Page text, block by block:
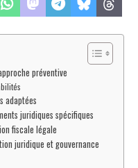
préventive
adaptées
juridiques spécifiques
fiscale légale
juridique et gouvernance